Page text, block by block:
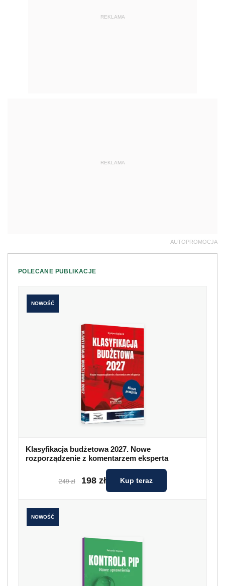
REKLAMA
REKLAMA
AUTOPROMOCJA
POLECANE PUBLIKACJE
NOWOŚĆ
Klasyfikacja budżetowa 2027. Nowe
rozporządzenie z komentarzem eksperta
249 zł 198 zł Kup teraz
NOWOŚĆ